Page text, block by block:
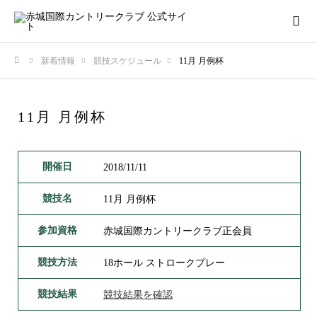
新着情報 競技スケジュール 11月 月例杯
11月 月例杯
開催日 2018/11/11
競技名 11月 月例杯
参加資格 赤城国際カントリークラブ正会員
競技方法 18ホール ストロークプレー
競技結果 競技結果を確認